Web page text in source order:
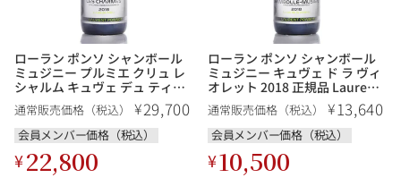
ローラン ポンソ シャンボール
ミュジニー プルミエ クリュ レ
シャルム キュヴェ デュ ティユ
ル 2018 正規品 Laurent
Ponsot Chambolle Musigny
Les Charmes Cuvee du Tilleul
フランス ブルゴーニュ 赤ワイ
ン
通常販売価格（税込） ¥29,700
会員メンバー価格（税込）
¥22,800
ローラン ポンソ シャンボール
ミュジニー キュヴェ ド ラ ヴィ
オレット 2018 正規品 Laurent
Ponsot Chambolle Musigny
Cuvee de la Violette フランス
ブルゴーニュ 赤ワイン
通常販売価格（税込） ¥13,640
会員メンバー価格（税込）
¥10,500